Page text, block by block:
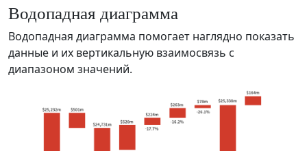
Водопадная диаграмма
Водопадная диаграмма помогает наглядно показать
данные и их вертикальную взаимосвязь с
диапазоном значений.